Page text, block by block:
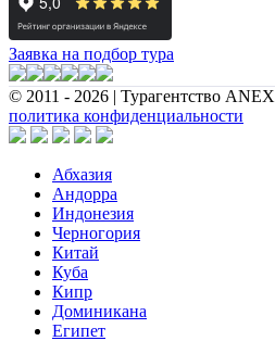
Заявка на подбор тура
© 2011 - 2026 | Турагентство ANEX
политика конфиденциальности
Абхазия
Андорра
Индонезия
Черногория
Китай
Куба
Кипр
Доминикана
Египет